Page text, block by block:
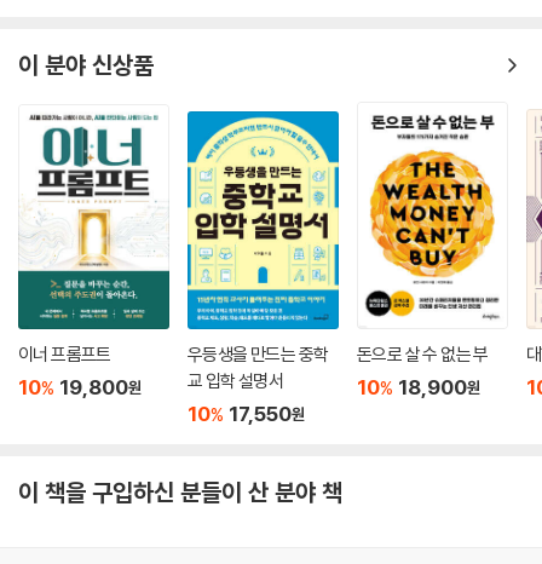
이 분야 신상품
이너 프롬프트
10% 19,800원
우등생을 만드는 중학
교 입학 설명서
10% 17,550원
돈으로 살 수 없는 부
10% 18,900원
이 책을 구입하신 분들이 산 분야 책